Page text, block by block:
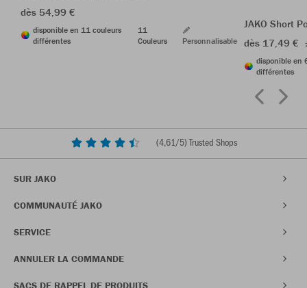
dès 54,99 €
disponible en 11 couleurs
différentes
11
Couleurs
Personnalisable
JAKO Short
dès 17,49 €
disponible en
différentes
(4,61/5) Trusted Shops
SUR JAKO
COMMUNAUTÉ JAKO
SERVICE
ANNULER LA COMMANDE
SACS DE RAPPEL DE PRODUITS